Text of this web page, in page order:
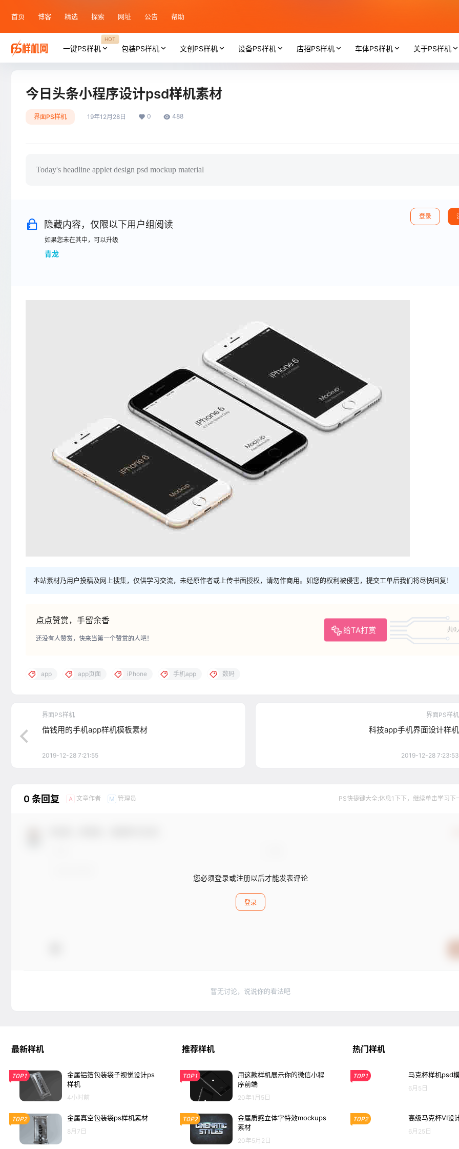
首页 博客 精选 探索 网址 公告 帮助
一键PS样机
HOT
包装PS样机 文创PS样机 设备PS样机 店招PS样机 车体PS样机 关于PS样机
今日头条小程序设计psd样机素材
界面PS样机 19年12月28日 0 488
Today's headline applet design psd mockup material
隐藏内容，仅限以下用户组阅读
如果您未在其中，可以升级
青龙
登录
本站素材乃用户投稿及网上搜集，仅供学习交流，未经原作者或上传书面授权，请勿作商用。如您的权利被侵害，提交工单后我们将尽快回复！
点点赞赏，手留余香
给TA打赏 共0
还没有人赞赏，快来当第一个赞赏的人吧！
app app页面 iPhone 手机app 数码
界面PS样机
借钱用的手机app样机模板素材
2019-12-28 7:21:55
界面PS样机
科技app手机界面设计样机
2019-12-28 7:23:53
0 条回复 A 文章作者 M 管理员 PS快捷键大全:休息1下下，继续单击学习下
您必须登录或注册以后才能发表评论
登录
暂无讨论，说说你的看法吧
最新样机
TOP1
金属铝箔包装袋子视觉设计ps
样机
4小时前
TOP2 金属真空包装袋ps样机素材
8月7日
推荐样机
TOP1
用这款样机展示你的微信小程
序前端
20年1月5日
TOP2
金属质感立体字特效mockups
素材
20年5月2日
热门样机
TOP1 马克杯样机psd
6月5日
TOP2 高级马克杯VI设
6月25日